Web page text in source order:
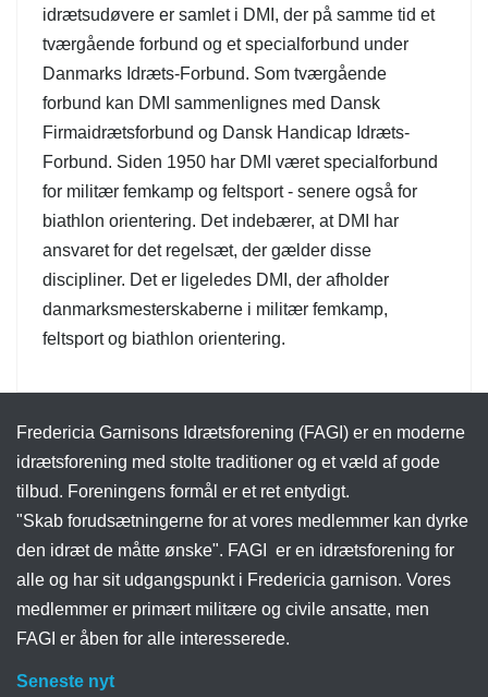
idrætsudøvere er samlet i DMI, der på samme tid et
tværgående forbund og et specialforbund under
Danmarks Idræts-Forbund. Som tværgående
forbund kan DMI sammenlignes med Dansk
Firmaidrætsforbund og Dansk Handicap Idræts-
Forbund. Siden 1950 har DMI været specialforbund
for militær femkamp og feltsport - senere også for
biathlon orientering. Det indebærer, at DMI har
ansvaret for det regelsæt, der gælder disse
discipliner. Det er ligeledes DMI, der afholder
danmarksmesterskaberne i militær femkamp,
feltsport og biathlon orientering.
Fredericia Garnisons Idrætsforening (FAGI) er en moderne
idrætsforening med stolte traditioner og et væld af gode
tilbud. Foreningens formål er et ret entydigt.
"Skab forudsætningerne for at vores medlemmer kan dyrke
den idræt de måtte ønske". FAGI er en idrætsforening for
alle og har sit udgangspunkt i Fredericia garnison. Vores
medlemmer er primært militære og civile ansatte, men
FAGI er åben for alle interesserede.
Seneste nyt